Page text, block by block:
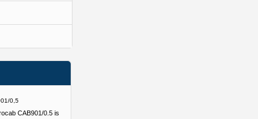
0,5
CAB901/0.5 is